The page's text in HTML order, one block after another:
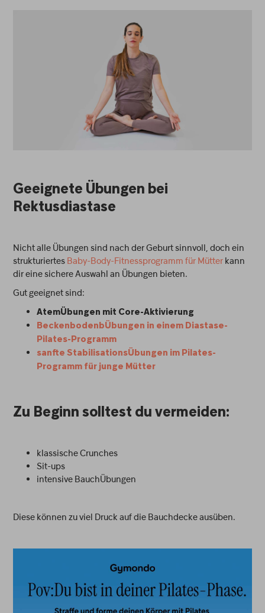
Geeignete Übungen bei
Rektusdiastase
Nicht alle Übungen sind nach der Geburt sinnvoll, doch ein
strukturiertes Baby-Body-Fitnessprogramm für Mütter kann
dir eine sichere Auswahl an Übungen bieten.
Gut geeignet sind:
AtemÜbungen mit Core-Aktivierung
BeckenbodenbÜbungen in einem Diastase-
Pilates-Programm
sanfte StabilisationsÜbungen im Pilates-
Programm für junge Mütter
Zu Beginn solltest du vermeiden:
klassische Crunches
Sit-ups
intensive BauchÜbungen
Diese können zu viel Druck auf die Bauchdecke ausüben.